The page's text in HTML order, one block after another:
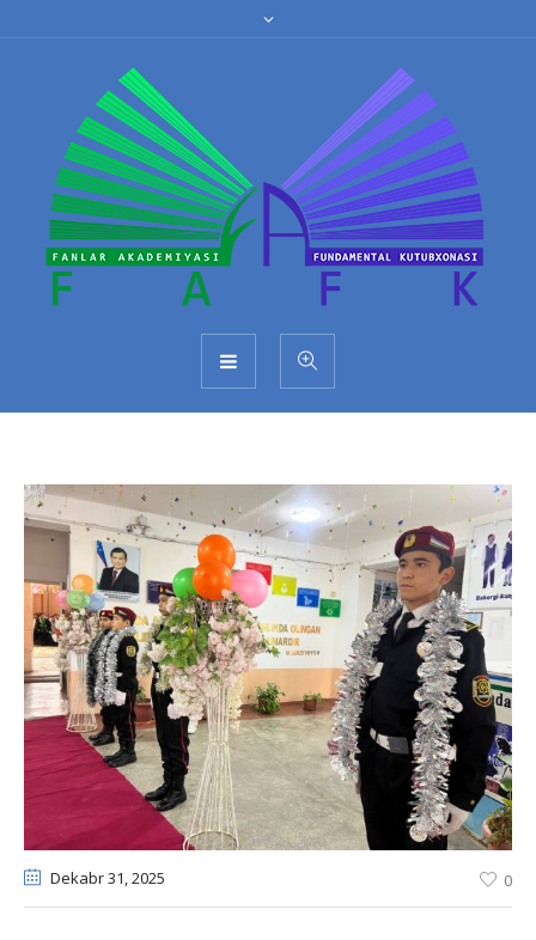
Dekabr 31, 2025 0